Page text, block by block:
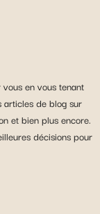
en vous tenant
articles de blog sur
et bien plus encore.
décisions pour